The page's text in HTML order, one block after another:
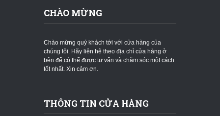
CHÀO MỪNG
Chào mừng quý khách tới với cửa hàng của
chúng tôi. Hãy liên hệ theo địa chỉ cửa hàng ở
bên để có thể được tư vấn và chăm sóc một cách
tốt nhất. Xin cảm ơn.
THÔNG TIN CỬA HÀNG